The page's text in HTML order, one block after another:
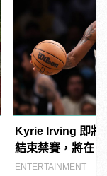
Kyrie Irving 即將
結束禁賽，將在
ENTERTAINMENT